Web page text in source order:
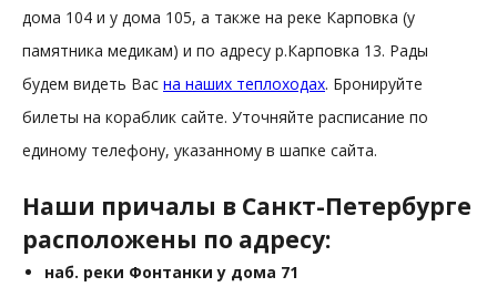
дома 104 и у дома 105, а также на реке Карповка (у
памятника медикам) и по адресу р.Карповка 13. Рады
будем видеть Вас на наших теплоходах. Бронируйте
билеты на кораблик сайте. Уточняйте расписание по
единому телефону, указанному в шапке сайта.
Наши причалы в Санкт-Петербурге
расположены по адресу:
наб. реки Фонтанки у дома 71